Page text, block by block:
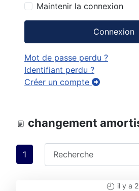
Maintenir la connexion
Connexion
Mot de passe perdu ?
Identifiant perdu ?
Créer un compte
changement
1
il y a